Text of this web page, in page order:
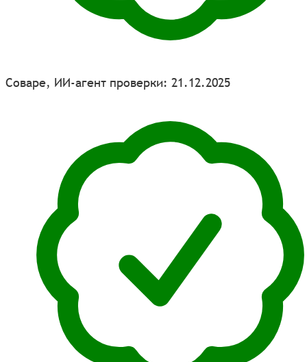
Соваре, ИИ-агент проверки: 21.12.2025